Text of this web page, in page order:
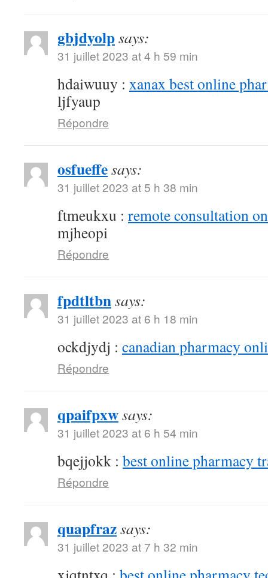
gbjdyolpsays:
31 juillet 2023 at 4 h 59 min
hdaiwuuy : xanax best online
ljfyaup
Répondre
osfueffesays:
31 juillet 2023 at 5 h 38 min
ftmeukxu : remote consultation
mjheopi
Répondre
fpdtltbnsays:
31 juillet 2023 at 6 h 18 min
ockdjydj : canadian pharmacy
Répondre
qpaifpxwsays:
31 juillet 2023 at 6 h 54 min
bqejjokk : best online pharmacy
Répondre
quapfrazsays:
31 juillet 2023 at 7 h 32 min